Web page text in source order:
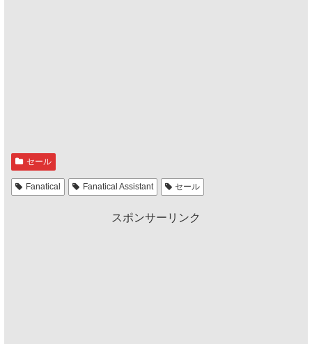
セール
Fanatical Fanatical Assistant セール
スポンサーリンク